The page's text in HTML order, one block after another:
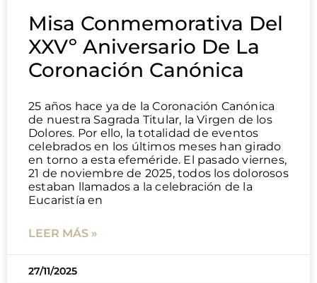
Misa Conmemorativa Del
XXVº Aniversario De La
Coronación Canónica
25 años hace ya de la Coronación Canónica
de nuestra Sagrada Titular, la Virgen de los
Dolores. Por ello, la totalidad de eventos
celebrados en los últimos meses han girado
en torno a esta efeméride. El pasado viernes,
21 de noviembre de 2025, todos los dolorosos
estaban llamados a la celebración de la
Eucaristía en
LEER MÁS »
27/11/2025